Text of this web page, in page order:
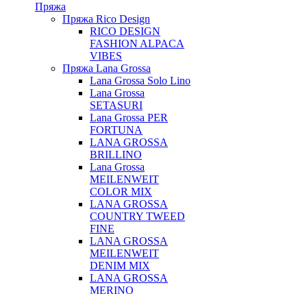
Пряжа
Пряжа Rico Design
RICO DESIGN
FASHION ALPACA
VIBES
Пряжа Lana Grossa
Lana Grossa Solo Lino
Lana Grossa
SETASURI
Lana Grossa PER
FORTUNA
LANA GROSSA
BRILLINO
Lana Grossa
MEILENWEIT
COLOR MIX
LANA GROSSA
COUNTRY TWEED
FINE
LANA GROSSA
MEILENWEIT
DENIM MIX
LANA GROSSA
MERINO